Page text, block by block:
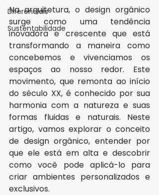
Diferenciais
Sustentabilidade
Na arquitetura, o design orgânico
surge como uma tendência
inovadora e crescente que está
transformando a maneira como
concebemos e vivenciamos os
espaços ao nosso redor. Este
movimento, que remonta ao início
do século XX, é conhecido por sua
harmonia com a natureza e suas
formas fluidas e naturais. Neste
artigo, vamos explorar o conceito
de design orgânico, entender por
que ele está em alta e descobrir
como você pode aplicá-lo para
criar ambientes personalizados e
exclusivos.